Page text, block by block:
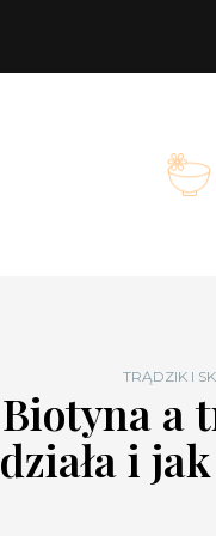
TRĄDZIK I
Biotyna a
działa i